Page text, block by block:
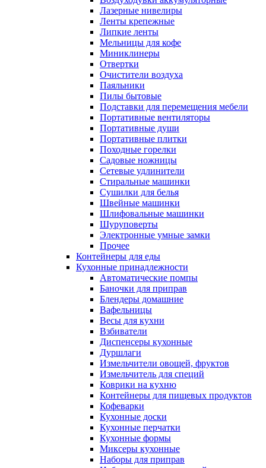
Лазерные нивелиры
Ленты крепежные
Липкие ленты
Мельницы для кофе
Миниклинеры
Отвертки
Очистители воздуха
Паяльники
Пилы бытовые
Подставки для перемещения мебели
Портативные вентиляторы
Портативные души
Портативные плитки
Походные горелки
Садовые ножницы
Сетевые удлинители
Стиральные машинки
Сушилки для белья
Швейные машинки
Шлифовальные машинки
Шуруповерты
Электронные умные замки
Прочее
Контейнеры для еды
Кухонные принадлежности
Автоматические помпы
Баночки для приправ
Блендеры домашние
Вафельницы
Весы для кухни
Взбиватели
Диспенсеры кухонные
Дуршлаги
Измельчители овощей, фруктов
Измельчитель для специй
Коврики на кухню
Контейнеры для пищевых продуктов
Кофеварки
Кухонные доски
Кухонные перчатки
Кухонные формы
Миксеры кухонные
Наборы для приправ